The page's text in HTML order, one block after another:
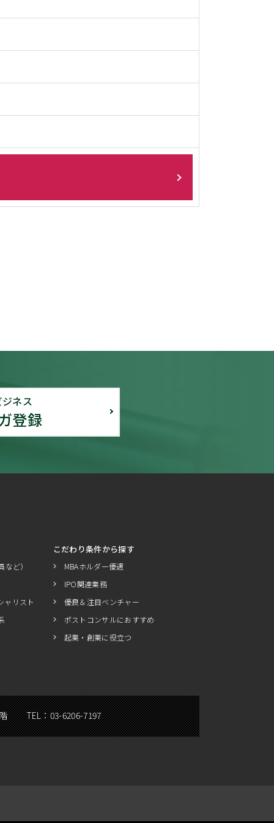
ネス
登録
ど）
ャリスト
こだわり条件から探す
MBAホルダー優遇
IPO関連業務
優良＆注目ベンチャー
ポストコンサルにおすすめ
起業・創業に役立つ
TEL：03-6206-7197